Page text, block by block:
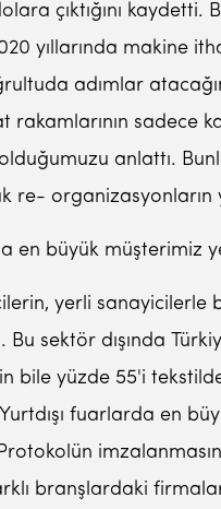
çıktığını
yıllarında makine
adımlar
rakamlarının sadece
olduğumuzu anlattı.
re- organizasyonların
en büyük müşterimiz
yerli sanayicilerle
Bu sektör dışında
bile yüzde 55'i
fuarlarda en
branşlardaki